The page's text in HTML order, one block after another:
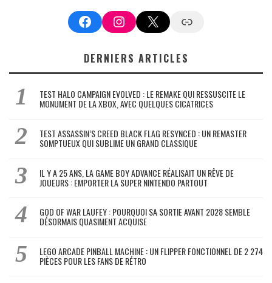
FacebookInstagram
X Google News
DERNIERS ARTICLES
TEST HALO CAMPAIGN EVOLVED : LE REMAKE QUI RESSUSCITE LE
MONUMENT DE LA XBOX, AVEC QUELQUES CICATRICES
TEST ASSASSIN’S CREED BLACK FLAG RESYNCED : UN REMASTER
SOMPTUEUX QUI SUBLIME UN GRAND CLASSIQUE
IL Y A 25 ANS, LA GAME BOY ADVANCE RÉALISAIT UN RÊVE DE
JOUEURS : EMPORTER LA SUPER NINTENDO PARTOUT
GOD OF WAR LAUFEY : POURQUOI SA SORTIE AVANT 2028 SEMBLE
DÉSORMAIS QUASIMENT ACQUISE
LEGO ARCADE PINBALL MACHINE : UN FLIPPER FONCTIONNEL DE 2 274
PIÈCES POUR LES FANS DE RÉTRO